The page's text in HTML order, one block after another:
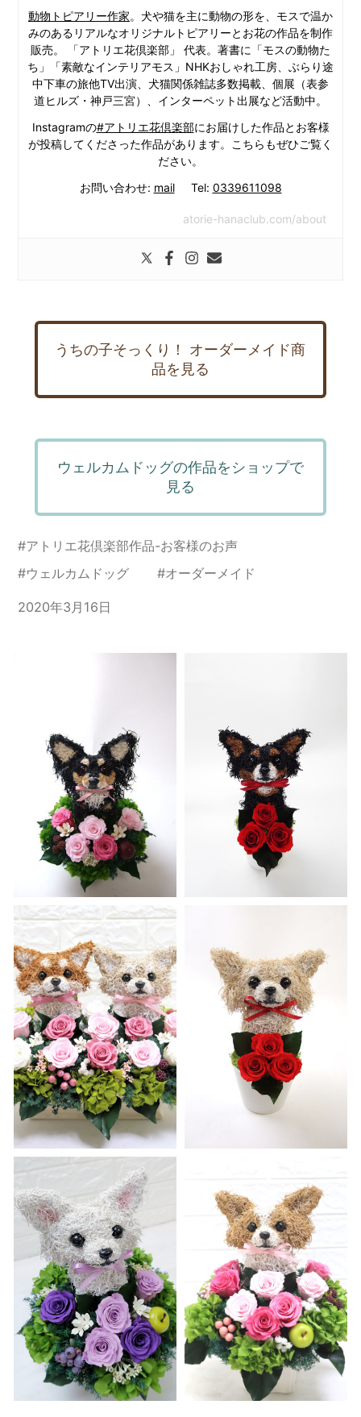
動物トピアリー作家。犬や猫を主に動物の形を、モスで温か
みのあるリアルなオリジナルトピアリーとお花の作品を制作
販売。 「アトリエ花倶楽部」 代表。著書に「モスの動物た
ち」「素敵なインテリアモス」NHKおしゃれ工房、ぶらり途
中下車の旅他TV出演、犬猫関係雑誌多数掲載、個展（表参
道ヒルズ・神戸三宮）、インターペット出展など活動中。
Instagramの#アトリエ花倶楽部にお届けした作品とお客様
が投稿してくださった作品があります。こちらもぜひご覧く
ださい。
お問い合わせ: mailTel: 0339611098
atorie-hanaclub.com/about
うちの子そっくり！ オーダーメイド商
品を見る
ウェルカムドッグの作品をショップで
見る
#アトリエ花倶楽部作品-お客様のお声
#ウェルカムドッグ #オーダーメイド
2020年3月16日